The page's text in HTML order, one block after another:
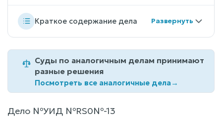
Краткое содержание дела
Суды по аналогичным делам принимают
разные решения
Посмотреть все аналогичные дела→
Дело №УИД №RS0№-13